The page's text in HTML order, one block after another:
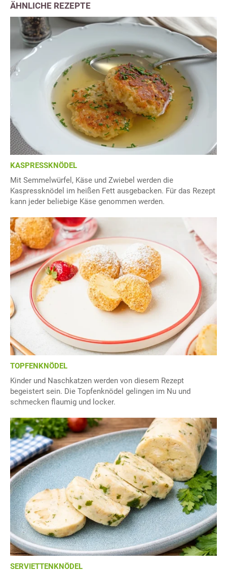
ÄHNLICHE REZEPTE
KASPRESSKNÖDEL
Mit Semmelwürfel, Käse und Zwiebel werden die
Kaspressknödel im heißen Fett ausgebacken. Für das Rezept
kann jeder beliebige Käse genommen werden.
TOPFENKNÖDEL
Kinder und Naschkatzen werden von diesem Rezept
begeistert sein. Die Topfenknödel gelingen im Nu und
schmecken flaumig und locker.
SERVIETTENKNÖDEL